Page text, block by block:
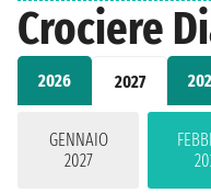
Crociere
2026 2027
GENNAIO
2027